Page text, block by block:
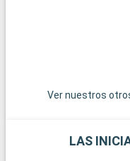
Ver nuestros
LAS